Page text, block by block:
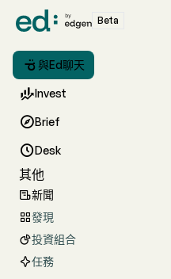
Beta
 與Ed聊天
Invest
Brief
Desk
其他
新聞
發現
投資組合
任務